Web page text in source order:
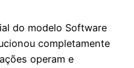
do modelo Software
completamente
operam e